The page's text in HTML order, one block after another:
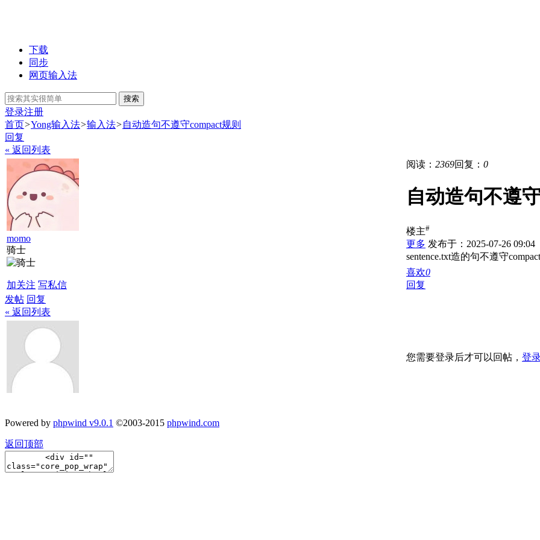
下载
同步
网页输入法
搜索
登录注册
首页>Yong输入法>输入法>自动造句不遵守compact规则
回复
« 返回列表
momo
骑士
加关注 写私信
阅读： 2369回复： 0
自动造句不遵
楼主#
更多 发布于：2025-07-26 09:04
sentence.txt造的句不遵守
喜欢0
回复
发帖 回复
« 返回列表
您需要登录后才可以回帖， 登
Powered by phpwind v9.0.1 ©2003-2015 phpwind.com
返回顶部